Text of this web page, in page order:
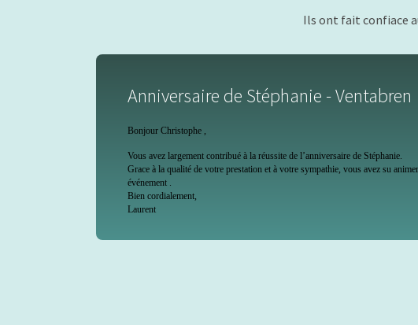
Ils ont fait confiace
Anniversaire de Stéphanie - Ventabren
Bonjour Christophe ,
Vous avez largement contribué à la réussite de l’anniversaire de Stéphanie.
Grace à la qualité de votre prestation et à votre sympathie, vous avez su
événement .
Bien cordialement,
Laurent